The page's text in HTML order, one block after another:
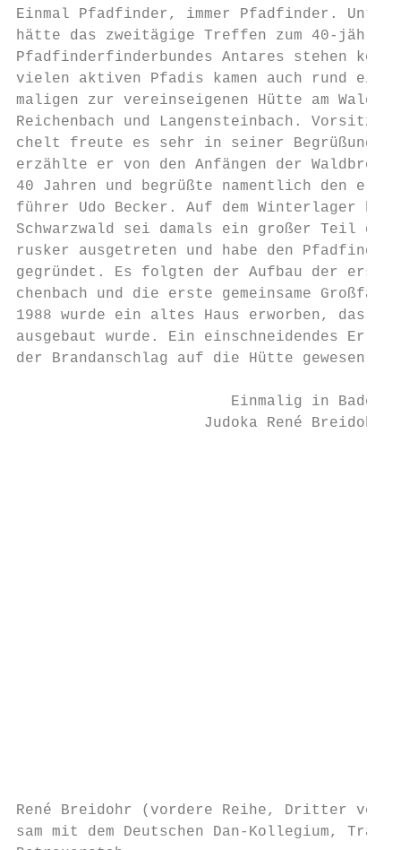
Einmal Pfadfinder, immer Pfadfinder.
hätte das zweitägige Treffen zum 40-
Pfadfinderfinderbundes Antares stehen
vielen aktiven Pfadis kamen auch rund
maligen zur vereinseigenen Hütte am
Reichenbach und Langensteinbach.
chelt freute es sehr in seiner Begrüßung.
erzählte er von den Anfängen der
40 Jahren und begrüßte namentlich den
führer Udo Becker. Auf dem Winterlager
Schwarzwald sei damals ein großer Teil
rusker ausgetreten und habe den
gegründet. Es folgten der Aufbau der
chenbach und die erste gemeinsame
1988 wurde ein altes Haus erworben, das
ausgebaut wurde. Ein einschneidendes
der Brandanschlag auf die Hütte gewesen.
Einmalig in Baden-
Judoka René Breidohr
René Breidohr (vordere Reihe, Dritter von
sam mit dem Deutschen Dan-Kollegium,